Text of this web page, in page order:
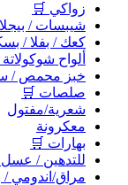
زواكي 🛒
شيبسات /
كعك / بفلا /
ألواح
خبز محمص /
صلصات 🛒
شعرية/مفتول
معكرونة
بهارات 🛒
للتدهين /
مراق/اندومي